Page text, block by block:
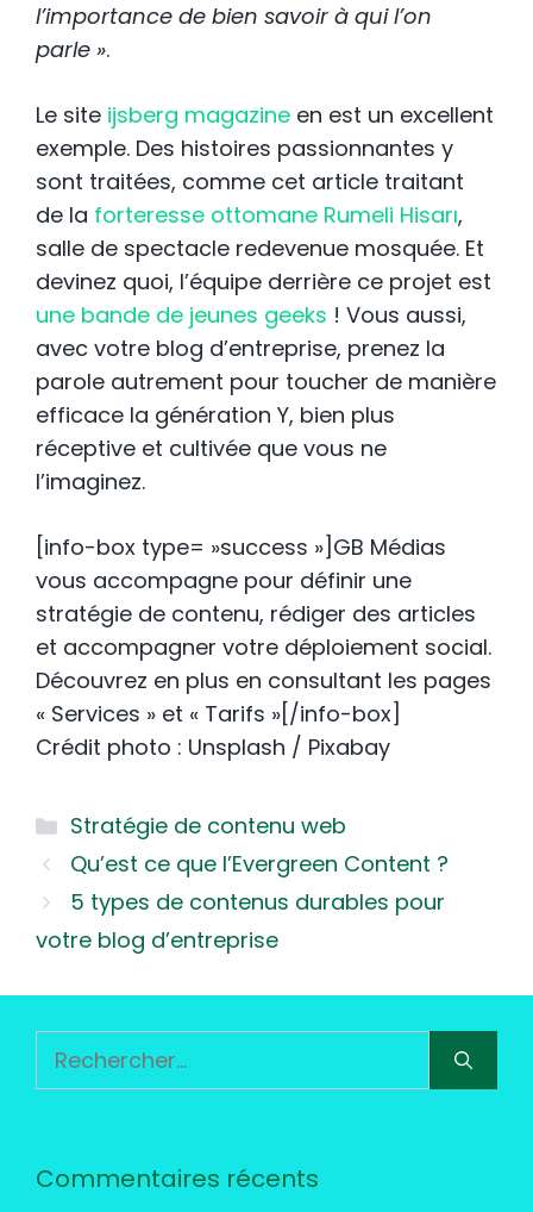
l’importance de bien savoir à qui l’on
parle ».
Le site ijsberg magazine en est un excellent
exemple. Des histoires passionnantes y
sont traitées, comme cet article traitant
de la forteresse ottomane Rumeli Hisarı,
salle de spectacle redevenue mosquée. Et
devinez quoi, l’équipe derrière ce projet est
une bande de jeunes geeks ! Vous aussi,
avec votre blog d’entreprise, prenez la
parole autrement pour toucher de manière
efficace la génération Y, bien plus
réceptive et cultivée que vous ne
l’imaginez.
[info-box type= »success »]GB Médias
vous accompagne pour définir une
stratégie de contenu, rédiger des articles
et accompagner votre déploiement social.
Découvrez en plus en consultant les pages
« Services » et « Tarifs »[/info-box]
Crédit photo : Unsplash / Pixabay
Catégories
Stratégie de contenu web
Qu’est ce que l’Evergreen Content ?
5 types de contenus durables pour
votre blog d’entreprise
Rechercher :
Commentaires récents